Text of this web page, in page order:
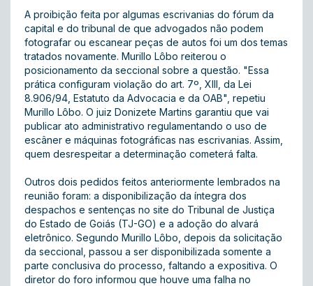
A proibição feita por algumas escrivanias do fórum da
capital e do tribunal de que advogados não podem
fotografar ou escanear peças de autos foi um dos temas
tratados novamente. Murillo Lôbo reiterou o
posicionamento da seccional sobre a questão. "Essa
prática configuram violação do art. 7º, XIII, da Lei
8.906/94, Estatuto da Advocacia e da OAB", repetiu
Murillo Lôbo. O juiz Donizete Martins garantiu que vai
publicar ato administrativo regulamentando o uso de
escâner e máquinas fotográficas nas escrivanias. Assim,
quem desrespeitar a determinação cometerá falta.
Outros dois pedidos feitos anteriormente lembrados na
reunião foram: a disponibilização da íntegra dos
despachos e sentenças no site do Tribunal de Justiça
do Estado de Goiás (TJ-GO) e a adoção do alvará
eletrônico. Segundo Murillo Lôbo, depois da solicitação
da seccional, passou a ser disponibilizada somente a
parte conclusiva do processo, faltando a expositiva. O
diretor do foro informou que houve uma falha no